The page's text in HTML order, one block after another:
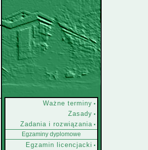
Ważne terminy •
Zasady •
Zadania i rozwiązania •
Egzaminy dyplomowe
Egzamin licencjacki •